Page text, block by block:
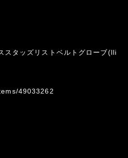
スタッズリストベルトグローブ(lli
49033262